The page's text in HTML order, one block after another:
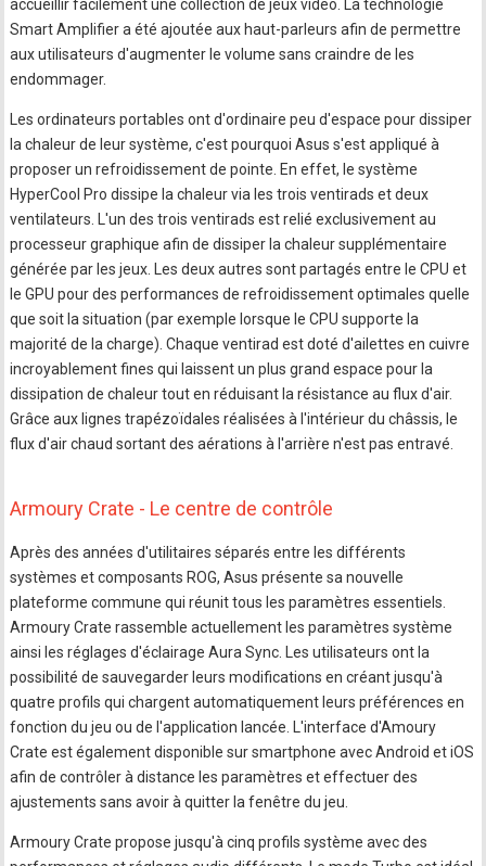
accueillir facilement une collection de jeux vidéo. La technologie
Smart Amplifier a été ajoutée aux haut-parleurs afin de permettre
aux utilisateurs d'augmenter le volume sans craindre de les
endommager.
Les ordinateurs portables ont d'ordinaire peu d'espace pour dissiper
la chaleur de leur système, c'est pourquoi Asus s'est appliqué à
proposer un refroidissement de pointe. En effet, le système
HyperCool Pro dissipe la chaleur via les trois ventirads et deux
ventilateurs. L'un des trois ventirads est relié exclusivement au
processeur graphique afin de dissiper la chaleur supplémentaire
générée par les jeux. Les deux autres sont partagés entre le CPU et
le GPU pour des performances de refroidissement optimales quelle
que soit la situation (par exemple lorsque le CPU supporte la
majorité de la charge). Chaque ventirad est doté d'ailettes en cuivre
incroyablement fines qui laissent un plus grand espace pour la
dissipation de chaleur tout en réduisant la résistance au flux d'air.
Grâce aux lignes trapézoïdales réalisées à l'intérieur du châssis, le
flux d'air chaud sortant des aérations à l'arrière n'est pas entravé.
Armoury Crate - Le centre de contrôle
Après des années d'utilitaires séparés entre les différents
systèmes et composants ROG, Asus présente sa nouvelle
plateforme commune qui réunit tous les paramètres essentiels.
Armoury Crate rassemble actuellement les paramètres système
ainsi les réglages d'éclairage Aura Sync. Les utilisateurs ont la
possibilité de sauvegarder leurs modifications en créant jusqu'à
quatre profils qui chargent automatiquement leurs préférences en
fonction du jeu ou de l'application lancée. L'interface d'Amoury
Crate est également disponible sur smartphone avec Android et iOS
afin de contrôler à distance les paramètres et effectuer des
ajustements sans avoir à quitter la fenêtre du jeu.
Armoury Crate propose jusqu'à cinq profils système avec des